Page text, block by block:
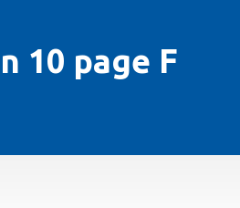
10 page F